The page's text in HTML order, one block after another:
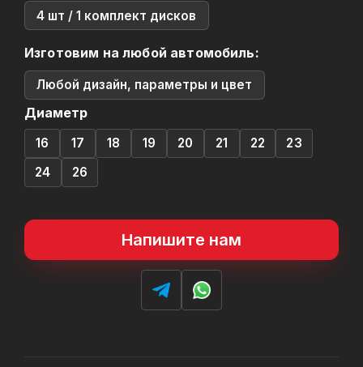
4 шт / 1 комплект дисков
Изготовим на любой автомобиль:
Любой дизайн, параметры и цвет
Диаметр
16 17 18 19 20 21 22
23
24
26
Напишите нам